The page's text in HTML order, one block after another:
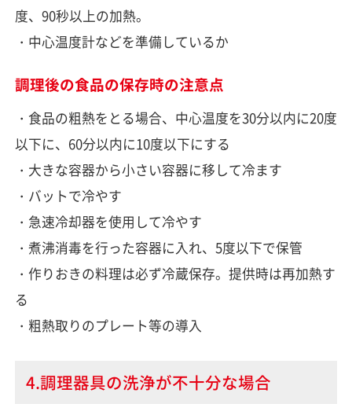
度、90秒以上の加熱。
・中心温度計などを準備しているか
調理後の食品の保存時の注意点
・食品の粗熱をとる場合、中心温度を30分以内に20度
以下に、60分以内に10度以下にする
・大きな容器から小さい容器に移して冷ます
・バットで冷やす
・急速冷却器を使用して冷やす
・煮沸消毒を行った容器に入れ、5度以下で保管
・作りおきの料理は必ず冷蔵保存。提供時は再加熱す
る
・粗熱取りのプレート等の導入
4.調理器具の洗浄が不十分な場合